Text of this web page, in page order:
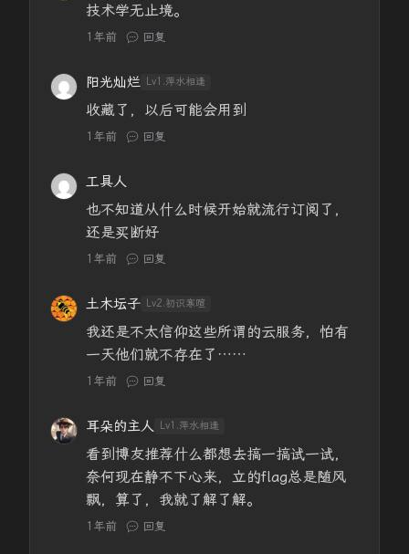
技术学无止境。
1年前 回复
阳光灿烂 Lv1.萍水相逢
收藏了，以后可能会用到
1年前 回复
工具人
也不知道从什么时候开始就流行订阅了，
还是买断好
1年前 回复
土木坛子 Lv2.初识寒暄
我还是不太信仰这些所谓的云服务，怕有
一天他们就不存在了……
1年前 回复
耳朵的主人 Lv1.萍水相逢
看到博友推荐什么都想去搞一搞试一试，
奈何现在静不下心来，立的flag总是随风
飘，算了，我就了解了解。
1年前 回复